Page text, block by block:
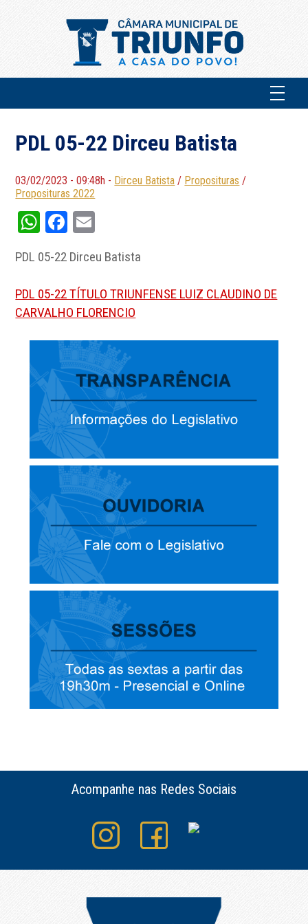
PDL 05-22 Dirceu Batista
03/02/2023 - 09:48h - Dirceu Batista / Proposituras /
Proposituras 2022
WhatsApp
Facebook
PDL 05-22 Dirceu Batista
PDL 05-22 TÍTULO TRIUNFENSE LUIZ CLAUDINO DE
CARVALHO FLORENCIO
Acompanhe nas Redes Sociais